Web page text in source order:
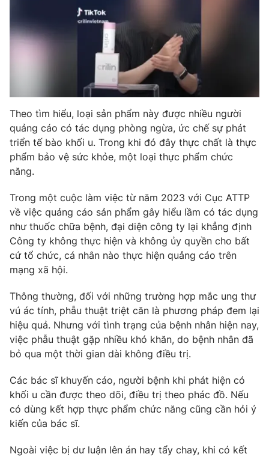
Theo tìm hiểu, loại sản phẩm này được nhiều người
quảng cáo có tác dụng phòng ngừa, ức chế sự phát
triển tế bào khối u. Trong khi đó đây thực chất là thực
phẩm bảo vệ sức khỏe, một loại thực phẩm chức
năng.
Trong một cuộc làm việc từ năm 2023 với Cục ATTP
về việc quảng cáo sản phẩm gây hiểu lầm có tác dụng
như thuốc chữa bệnh, đại diện công ty lại khẳng định
Công ty không thực hiện và không ủy quyền cho bất
cứ tổ chức, cá nhân nào thực hiện quảng cáo trên
mạng xã hội.
Thông thường, đối với những trường hợp mắc ung thư
vú ác tính, phẫu thuật triệt căn là phương pháp đem lại
hiệu quả. Nhưng với tình trạng của bệnh nhân hiện nay,
việc phẫu thuật gặp nhiều khó khăn, do bệnh nhân đã
bỏ qua một thời gian dài không điều trị.
Các bác sĩ khuyến cáo, người bệnh khi phát hiện có
khối u cần được theo dõi, điều trị theo phác đồ. Nếu
có dùng kết hợp thực phẩm chức năng cũng cần hỏi ý
kiến của bác sĩ.
Ngoài việc bị dư luận lên án hay tẩy chay, khi có kết